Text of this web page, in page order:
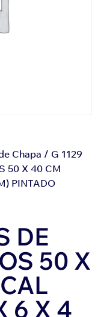
Chapa / G 1129
50 X 40 CM
PINTADO
DE
50 X
6 X 4